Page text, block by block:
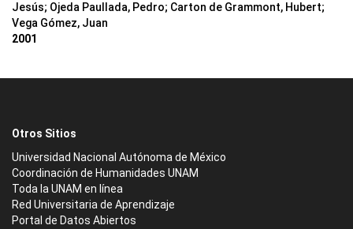
Jesús; Ojeda Paullada, Pedro; Carton de Grammont, Hubert;
Vega Gómez, Juan
2001
Otros Sitios
Universidad Nacional Autónoma de México
Coordinación de Humanidades UNAM
Toda la UNAM en línea
Red Universitaria de Aprendizaje
Portal de Datos Abiertos